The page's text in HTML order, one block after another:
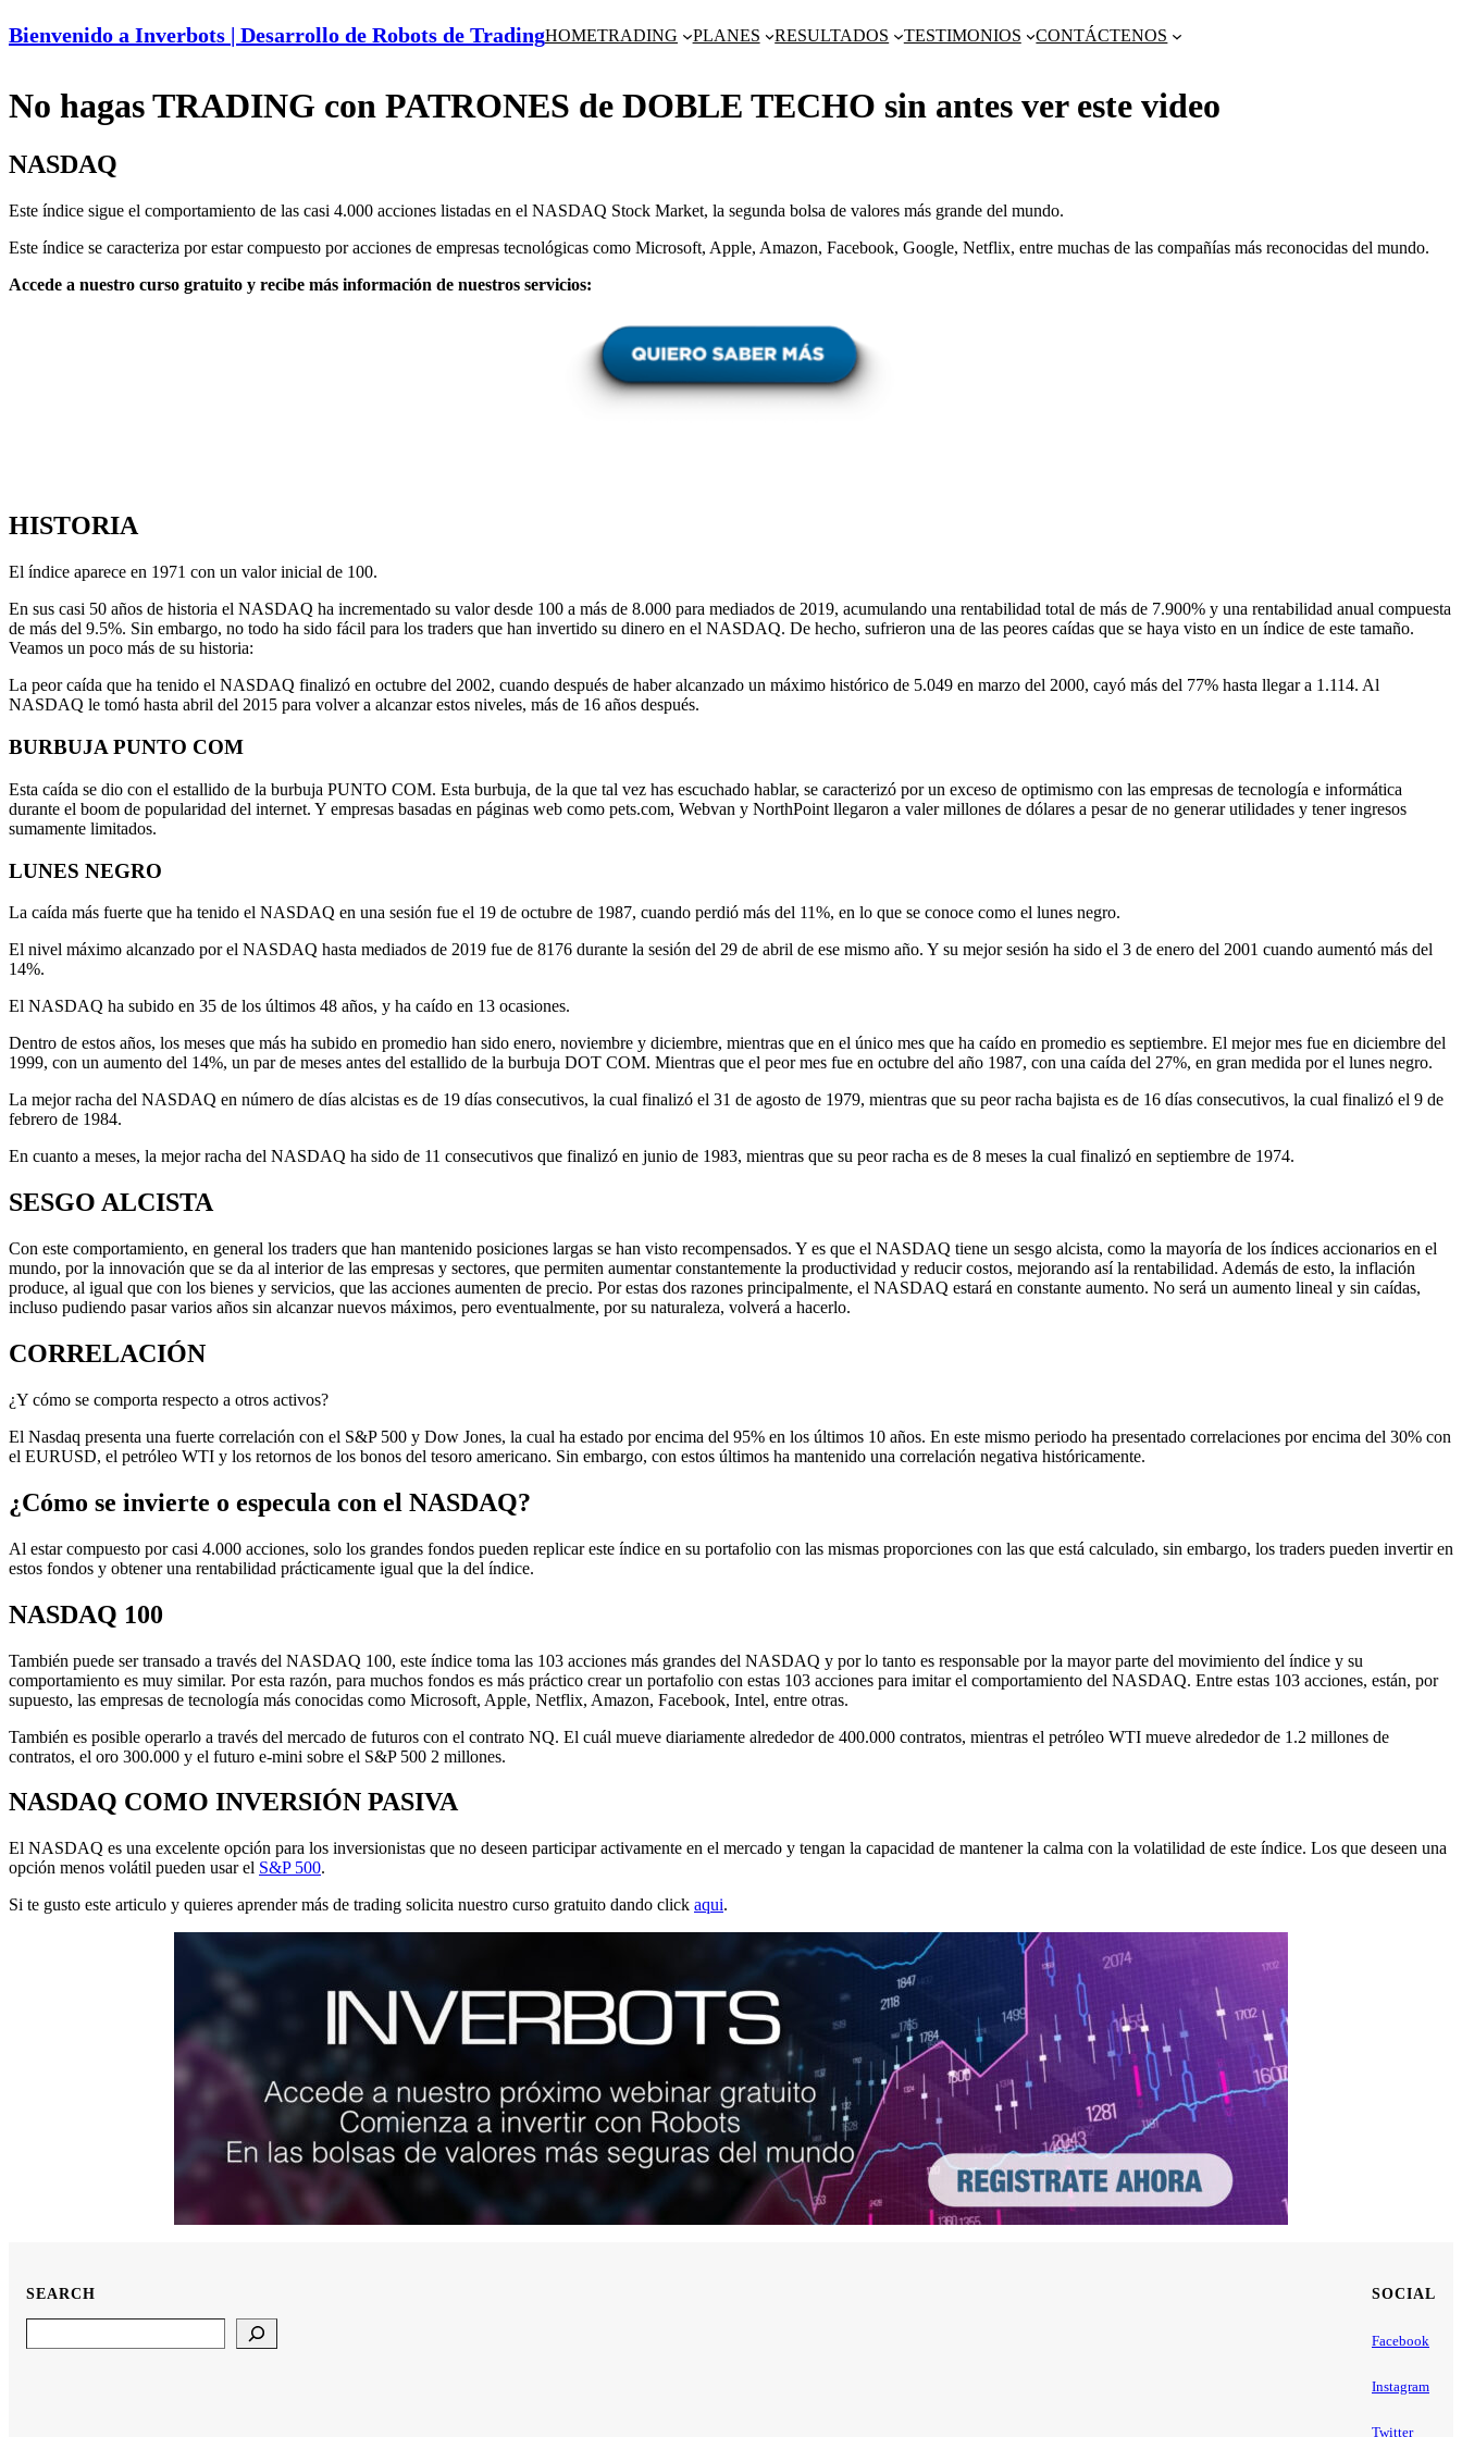
Bienvenido a Inverbots | Desarrollo de Robots de TradingHOMETRADING PLANES RESULTADOS TESTIMONIOS CONTÁCTENOS
No hagas TRADING con PATRONES de DOBLE TECHO sin antes ver este video
NASDAQ
Este índice sigue el comportamiento de las casi 4.000 acciones listadas en el NASDAQ Stock Market, la segunda bolsa de valores más grande del mundo.
Este índice se caracteriza por estar compuesto por acciones de empresas tecnológicas como Microsoft, Apple, Amazon, Facebook, Google, Netflix, entre muchas de las compañías más reconocidas del mundo.
Accede a nuestro curso gratuito y recibe más información de nuestros servicios:
HISTORIA
El índice aparece en 1971 con un valor inicial de 100.
En sus casi 50 años de historia el NASDAQ ha incrementado su valor desde 100 a más de 8.000 para mediados de 2019, acumulando una rentabilidad total de más de 7.900% y una rentabilidad anual compuesta
de más del 9.5%. Sin embargo, no todo ha sido fácil para los traders que han invertido su dinero en el NASDAQ. De hecho, sufrieron una de las peores caídas que se haya visto en un índice de este tamaño.
Veamos un poco más de su historia:
La peor caída que ha tenido el NASDAQ finalizó en octubre del 2002, cuando después de haber alcanzado un máximo histórico de 5.049 en marzo del 2000, cayó más del 77% hasta llegar a 1.114. Al
NASDAQ le tomó hasta abril del 2015 para volver a alcanzar estos niveles, más de 16 años después.
BURBUJA PUNTO COM
Esta caída se dio con el estallido de la burbuja PUNTO COM. Esta burbuja, de la que tal vez has escuchado hablar, se caracterizó por un exceso de optimismo con las empresas de tecnología e informática
durante el boom de popularidad del internet. Y empresas basadas en páginas web como pets.com, Webvan y NorthPoint llegaron a valer millones de dólares a pesar de no generar utilidades y tener ingresos
sumamente limitados.
LUNES NEGRO
La caída más fuerte que ha tenido el NASDAQ en una sesión fue el 19 de octubre de 1987, cuando perdió más del 11%, en lo que se conoce como el lunes negro.
El nivel máximo alcanzado por el NASDAQ hasta mediados de 2019 fue de 8176 durante la sesión del 29 de abril de ese mismo año. Y su mejor sesión ha sido el 3 de enero del 2001 cuando aumentó más del
14%.
El NASDAQ ha subido en 35 de los últimos 48 años, y ha caído en 13 ocasiones.
Dentro de estos años, los meses que más ha subido en promedio han sido enero, noviembre y diciembre, mientras que en el único mes que ha caído en promedio es septiembre. El mejor mes fue en diciembre del
1999, con un aumento del 14%, un par de meses antes del estallido de la burbuja DOT COM. Mientras que el peor mes fue en octubre del año 1987, con una caída del 27%, en gran medida por el lunes negro.
La mejor racha del NASDAQ en número de días alcistas es de 19 días consecutivos, la cual finalizó el 31 de agosto de 1979, mientras que su peor racha bajista es de 16 días consecutivos, la cual finalizó el 9 de
febrero de 1984.
En cuanto a meses, la mejor racha del NASDAQ ha sido de 11 consecutivos que finalizó en junio de 1983, mientras que su peor racha es de 8 meses la cual finalizó en septiembre de 1974.
SESGO ALCISTA
Con este comportamiento, en general los traders que han mantenido posiciones largas se han visto recompensados. Y es que el NASDAQ tiene un sesgo alcista, como la mayoría de los índices accionarios en el
mundo, por la innovación que se da al interior de las empresas y sectores, que permiten aumentar constantemente la productividad y reducir costos, mejorando así la rentabilidad. Además de esto, la inflación
produce, al igual que con los bienes y servicios, que las acciones aumenten de precio. Por estas dos razones principalmente, el NASDAQ estará en constante aumento. No será un aumento lineal y sin caídas,
incluso pudiendo pasar varios años sin alcanzar nuevos máximos, pero eventualmente, por su naturaleza, volverá a hacerlo.
CORRELACIÓN
¿Y cómo se comporta respecto a otros activos?
El Nasdaq presenta una fuerte correlación con el S&P 500 y Dow Jones, la cual ha estado por encima del 95% en los últimos 10 años. En este mismo periodo ha presentado correlaciones por encima del 30% con
el EURUSD, el petróleo WTI y los retornos de los bonos del tesoro americano. Sin embargo, con estos últimos ha mantenido una correlación negativa históricamente.
¿Cómo se invierte o especula con el NASDAQ?
Al estar compuesto por casi 4.000 acciones, solo los grandes fondos pueden replicar este índice en su portafolio con las mismas proporciones con las que está calculado, sin embargo, los traders pueden invertir en
estos fondos y obtener una rentabilidad prácticamente igual que la del índice.
NASDAQ 100
También puede ser transado a través del NASDAQ 100, este índice toma las 103 acciones más grandes del NASDAQ y por lo tanto es responsable por la mayor parte del movimiento del índice y su
comportamiento es muy similar. Por esta razón, para muchos fondos es más práctico crear un portafolio con estas 103 acciones para imitar el comportamiento del NASDAQ. Entre estas 103 acciones, están, por
supuesto, las empresas de tecnología más conocidas como Microsoft, Apple, Netflix, Amazon, Facebook, Intel, entre otras.
También es posible operarlo a través del mercado de futuros con el contrato NQ. El cuál mueve diariamente alrededor de 400.000 contratos, mientras el petróleo WTI mueve alrededor de 1.2 millones de
contratos, el oro 300.000 y el futuro e-mini sobre el S&P 500 2 millones.
NASDAQ COMO INVERSIÓN PASIVA
El NASDAQ es una excelente opción para los inversionistas que no deseen participar activamente en el mercado y tengan la capacidad de mantener la calma con la volatilidad de este índice. Los que deseen una
opción menos volátil pueden usar el S&P 500.
Si te gusto este articulo y quieres aprender más de trading solicita nuestro curso gratuito dando click aqui.
SEARCH SOCIAL
Facebook
Instagram
Twitter